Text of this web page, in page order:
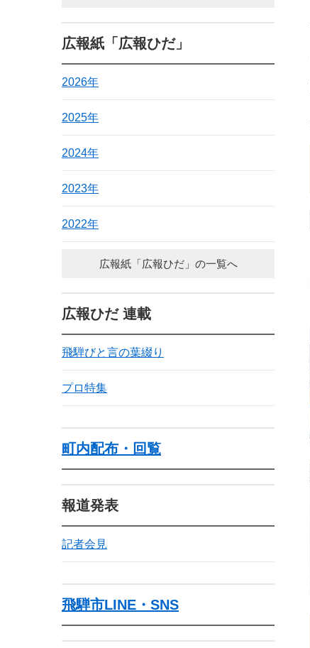
広報紙「広報ひだ」
2026年
2025年
2024年
2023年
2022年
広報紙「広報ひだ」の一覧へ
広報ひだ 連載
飛騨びと言の葉綴り
プロ特集
町内配布・回覧
報道発表
記者会見
飛騨市LINE・SNS